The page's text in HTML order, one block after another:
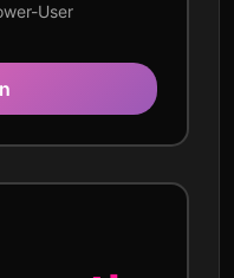
User